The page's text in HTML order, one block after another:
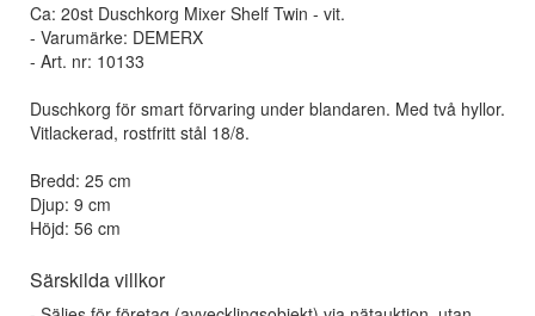
Ca: 20st Duschkorg Mixer Shelf Twin - vit.
- Varumärke: DEMERX
- Art. nr: 10133
Duschkorg för smart förvaring under blandaren. Med två hyllor.
Vitlackerad, rostfritt stål 18/8.
Bredd: 25 cm
Djup: 9 cm
Höjd: 56 cm
Särskilda villkor